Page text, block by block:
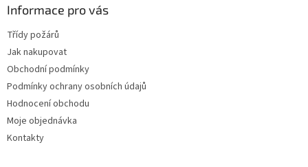
Informace pro vás
Třídy požárů
Jak nakupovat
Obchodní podmínky
Podmínky ochrany osobních údajů
Hodnocení obchodu
Moje objednávka
Kontakty